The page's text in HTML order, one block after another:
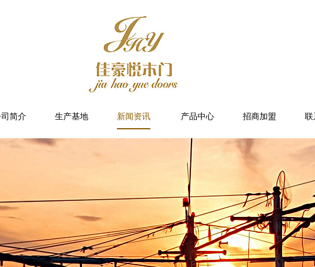
简介 生产基地 新闻资讯 产品中心 招商加盟 联